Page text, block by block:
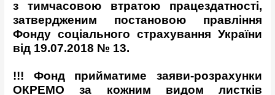
з тимчасовою втратою працездатності,
затвердженим постановою правління
Фонду соціального страхування України
від 19.07.2018 № 13.
!!! Фонд прийматиме заяви-розрахунки
ОКРЕМО за кожним видом листків